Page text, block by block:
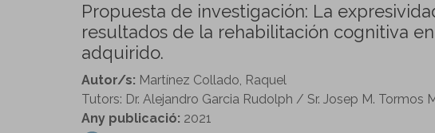
Propuesta de investigación: La
resultados de la rehabilitación cognitiva
adquirido.
Autor/s: Martínez Collado, Raquel
Tutors: Dr. Alejandro Garcia Rudolph / Sr. Josep M. Tormos
Any publicació: 2021